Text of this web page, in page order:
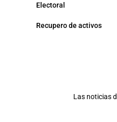
Electoral
Recupero de activos
Las noticias